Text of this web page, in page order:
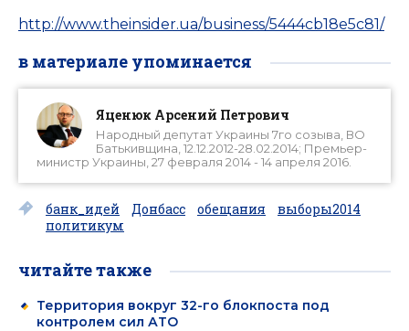
http://www.theinsider.ua/business/5444cb18e5c81/
в материале упоминается
Яценюк Арсений Петрович
Народный депутат Украины 7го созыва, ВО
Батькивщина, 12.12.2012-28.02.2014; Премьер-
министр Украины, 27 февраля 2014 - 14 апреля 2016.
банк_идей Донбасс обещания
выборы2014
политикум
читайте также
Территория вокруг 32-го блокпоста под
контролем сил АТО